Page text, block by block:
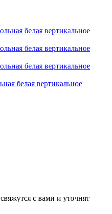
белая вертикальное
с вами и уточнят